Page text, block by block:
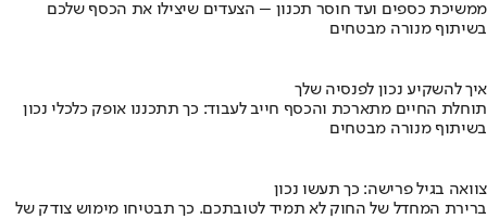
ממשיכת כספים ועד חוסר תכנון – הצעדים שיצילו את הכסף שלכם
בשיתוף מנורה מבטחים
איך להשקיע נכון לפנסיה שלך
תוחלת החיים מתארכת והכסף חייב לעבוד: כך תתכננו אופק כלכלי נכון
בשיתוף מנורה מבטחים
צוואה בגיל פרישה: כך תעשו נכון
ברירת המחדל של החוק לא תמיד לטובתכם. כך תבטיחו מימוש צודק של